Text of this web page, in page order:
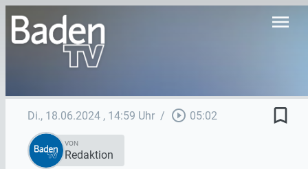
menu
Di., 18.06.2024 , 14:59 Uhr / play_circle_outline 05:02 bookmark_border
VON
Redaktion